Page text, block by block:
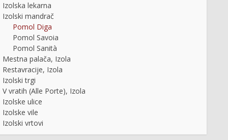
Izolska lekarna
Izolski mandrač
Pomol Diga
Pomol Savoia
Pomol Sanità
Mestna palača, Izola
Restavracije, Izola
Izolski trgi
V vratih (Alle Porte), Izola
Izolske ulice
Izolske vile
Izolski vrtovi